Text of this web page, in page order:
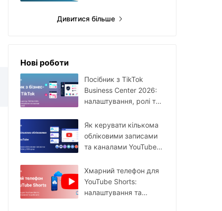
Дивитися більше
Нові роботи
Посібник з TikTok
Business Center 2026:
налаштування, ролі та
акаунтами
Як керувати кількома
обліковими записами
та каналами YouTube у
Хмарний телефон для
YouTube Shorts:
налаштування та